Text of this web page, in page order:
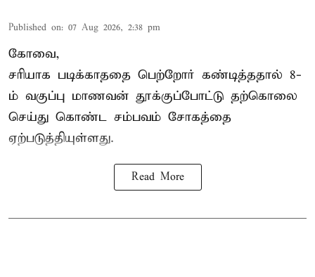
Published on: 07 Aug 2026, 2:38 pm
கோவை,
சரியாக படிக்காததை பெற்றோர் கண்டித்ததால் 8-
ம் வகுப்பு மாணவன் தூக்குப்போட்டு தற்கொலை
செய்து கொண்ட சம்பவம் சோகத்தை
ஏற்படுத்தியுள்ளது.
Read More